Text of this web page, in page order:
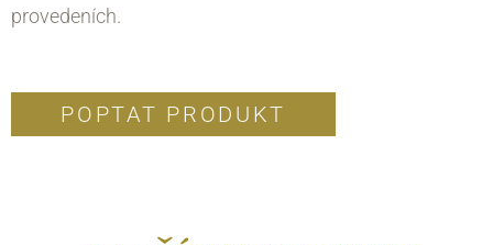
provedeních.
POPTAT PRODUKT